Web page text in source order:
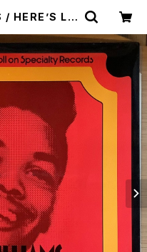
HERE’S LA